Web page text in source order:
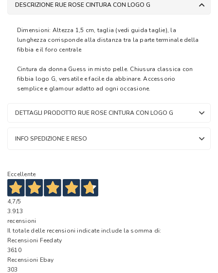
DESCRIZIONE RUE ROSE CINTURA CON LOGO G
Dimensioni: Altezza 1,5 cm, taglia (vedi guida taglie), la
lunghezza corrisponde alla distanza tra la parte terminale della
fibbia e il foro centrale
Cintura da donna Guess in misto pelle. Chiusura classica con
fibbia logo G, versatile e facile da abbinare. Accessorio
semplice e glamour adatto ad ogni occasione.
DETTAGLI PRODOTTO RUE ROSE CINTURA CON LOGO G
INFO SPEDIZIONE E RESO
Eccellente
4,7/5
3.913
recensioni
Il totale delle recensioni indicate include la somma di:
Recensioni Feedaty
3610
Recensioni Ebay
303